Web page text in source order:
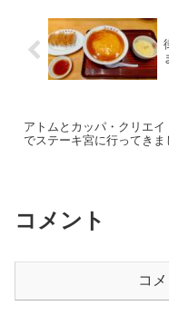
アトムとカッパ・クリエ
でステーキ宮に行ってきま
コメント
コ